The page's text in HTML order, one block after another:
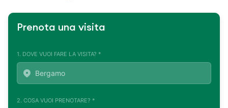
Prenota una visita
1. DOVE VUOI FARE LA VISITA? *
2. COSA VUOI PRENOTARE? *